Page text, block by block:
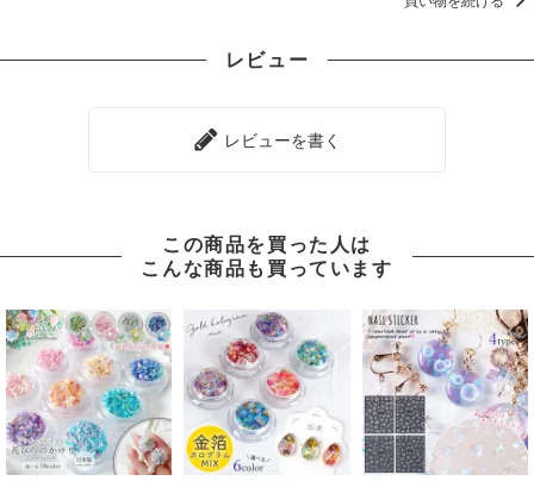
レビュー
レビューを書く
この商品を買った人は
こんな商品も買っています